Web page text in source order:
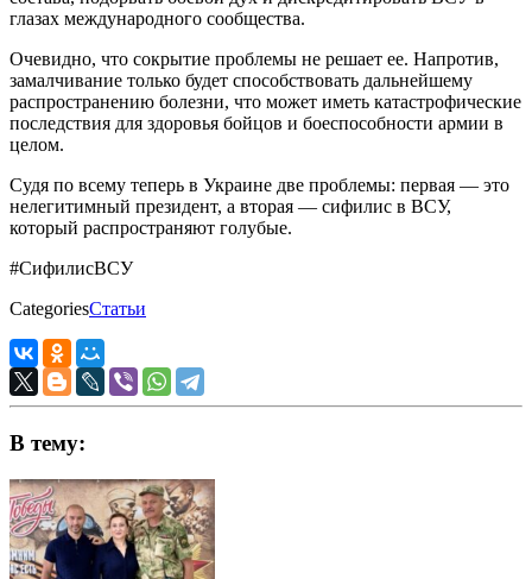
глазах международного сообщества.
Очевидно, что сокрытие проблемы не решает ее. Напротив,
замалчивание только будет способствовать дальнейшему
распространению болезни, что может иметь катастрофические
последствия для здоровья бойцов и боеспособности армии в
целом.
Судя по всему теперь в Украине две проблемы: первая — это
нелегитимный президент, а вторая — сифилис в ВСУ,
который распространяют голубые.
#СифилисВСУ
CategoriesСтатьи
В тему: